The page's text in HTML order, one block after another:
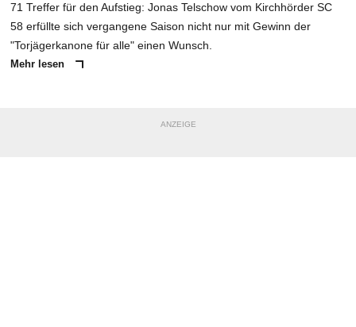
71 Treffer für den Aufstieg: Jonas Telschow vom Kirchhörder SC
58 erfüllte sich vergangene Saison nicht nur mit Gewinn der
"Torjägerkanone für alle" einen Wunsch.
Mehr lesen
ANZEIGE